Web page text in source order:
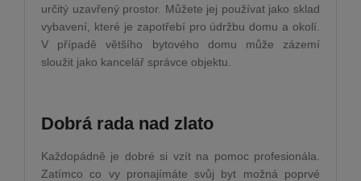
určitý uzavřený prostor. Můžete jej používat jako sklad
vybavení, které je zapotřebí pro údržbu domu a okolí.
V případě většího bytového domu může zázemí
sloužit jako kancelář správce objektu.
Dobrá rada nad zlato
Každopádně je dobré si vzít na pomoc profesionála.
Zatímco co vy pronajímáte svůj byt možná poprvé